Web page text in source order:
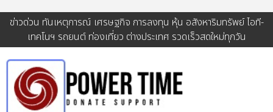
ข่าวด่วน ทันเหตุการณ์ เศรษฐกิจ การลงทุน หุ้น อสังหาริมทรัพย์ ไอที-
เทคโนฯ รถยนต์ ท่องเที่ยว ต่างประเทศ รวดเร็วสดใหม่ทุกวัน